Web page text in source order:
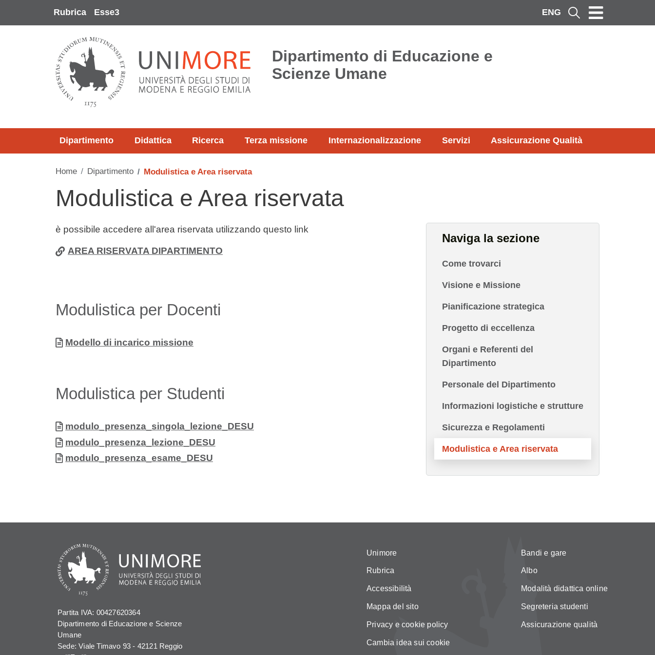
Rubrica Esse3 ENG Cerca
Dipartimento di Educazione e
Scienze Umane
Dipartimento Didattica Ricerca Terza missione Internazionalizzazione Servizi Assicurazione Qualità
Home Dipartimento Modulistica e Area riservata
Modulistica e Area riservata
Contenuto
è possibile accedere all'area riservata utilizzando questo link
AREA RISERVATA DIPARTIMENTO
Modulistica per Docenti
Allegati
Documento
Modello di incarico missione
Modulistica per Studenti
Allegati
Documento
modulo_presenza_singola_lezione_DESU
Documento
modulo_presenza_lezione_DESU
Documento
modulo_presenza_esame_DESU
Naviga la sezione
Come trovarci
Visione e Missione
Pianificazione strategica
Progetto di eccellenza
Organi e Referenti del
Dipartimento
Personale del Dipartimento
Informazioni logistiche e strutture
Sicurezza e Regolamenti
Modulistica e Area riservata
Partita IVA: 00427620364
Dipartimento di Educazione e Scienze
Umane
Sede: Viale Timavo 93 - 42121 Reggio
Unimore
Rubrica
Accessibilità
Mappa del sito
Privacy e cookie policy
Cambia idea sui cookie
Bandi e gare
Albo
Modalità didattica online
Segreteria studenti
Assicurazione qualità